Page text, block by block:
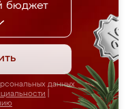
бюджет
данных